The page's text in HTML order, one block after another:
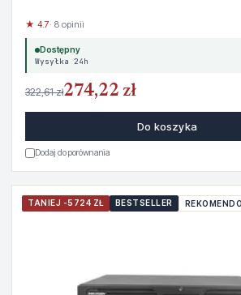
★ 4.7· 8 opinii
Dostępny
Wysyłka 24h
322,61 zł274,22 zł
Do koszyka
Dodaj do porównania
TANIEJ -5724 ZŁ BESTSELLER